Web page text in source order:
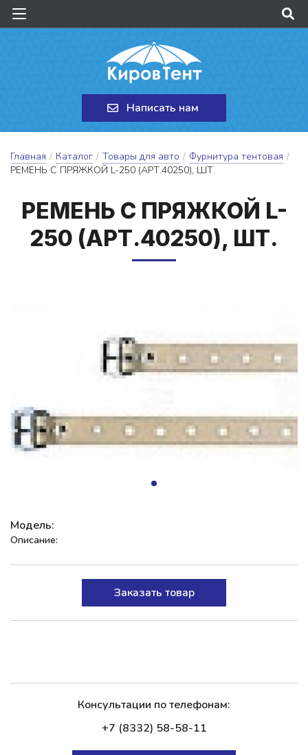
Написать нам
Главная / Каталог / Товары для авто / Фурнитура тентовая /
РЕМЕНЬ С ПРЯЖКОЙ L-250 (АРТ.40250), ШТ.
РЕ­МЕНЬ С ПРЯЖ­КОЙ L-
250 (АРТ.40250), ШТ.
Модель:
Описание:
Заказать товар
Консультации по телефонам:
+7 (8332) 58-58-11